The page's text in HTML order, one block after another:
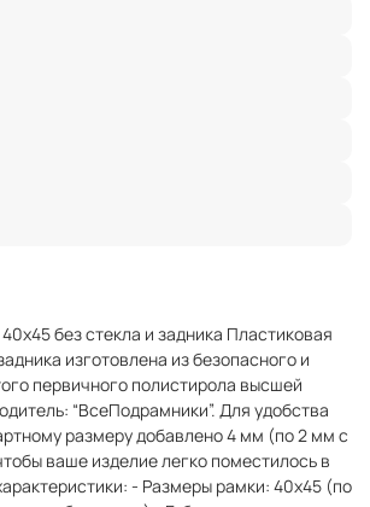
без стекла и задника Пластиковая
изготовлена из безопасного и
первичного полистирола высшей
“ВсеПодрамники”. Для удобства
размеру добавлено 4 мм (по 2 мм с
ваше изделие легко поместилось в
- Размеры рамки: 40x45 (по